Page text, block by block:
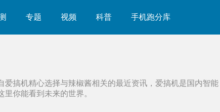
专题 视频 科普 手机跑分库
爱搞机精心选择与辣椒酱相关的最近资讯，爱搞机是国内智能
里你能看到未来的世界。